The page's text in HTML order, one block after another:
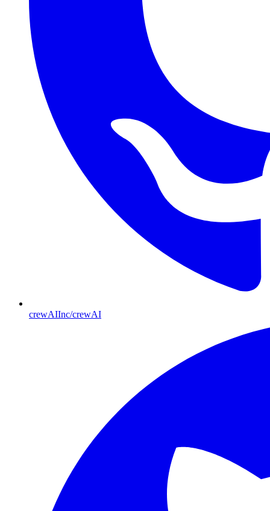
crewAIInc/crewAI